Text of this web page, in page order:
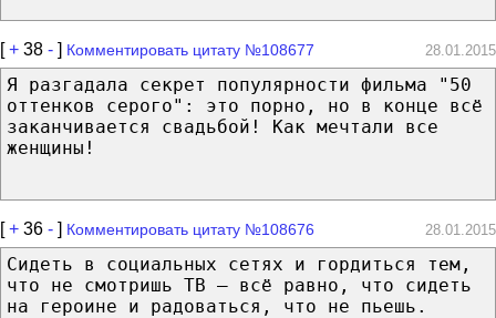
[+ 38 - ] Комментировать цитату №108677 28.01.2015
Я разгадала секрет популярности фильма "50
оттенков серого": это порно, но в конце всё
заканчивается свадьбой! Как мечтали все
женщины!
[+ 36 - ] Комментировать цитату №108676 28.01.2015
Сидеть в социальных сетях и гордиться тем,
что не смотришь ТВ — всё равно, что сидеть
на героине и радоваться, что не пьешь.